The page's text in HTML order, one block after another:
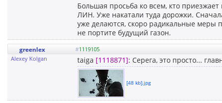
Большая просьба ко всем, кто
ЛИН. Уже накатали туда дорожки.
уже делаются, скоро радикальные меры
не портите будущий газон.
greenlex #1119105
Alexey Kolgan
taiga [1118871]: Серега, это просто...
[48 kb].jpg